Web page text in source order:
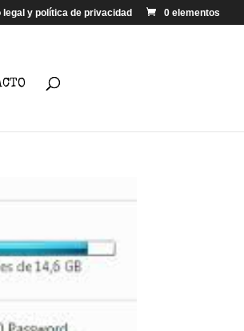
legal y política de privacidad 0 elementos